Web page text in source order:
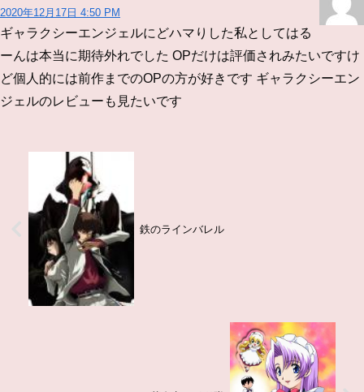
2020年12月17日 4:50 PM
ギャラクシーエンジェルにどハマりした私としてはる
ーんは本当に期待外れでした OPだけは評価されみたいですけ
ど個人的には前作までのOPの方が好きです ギャラクシーエン
ジェルのレビューも見たいです
鉄のラインバレル